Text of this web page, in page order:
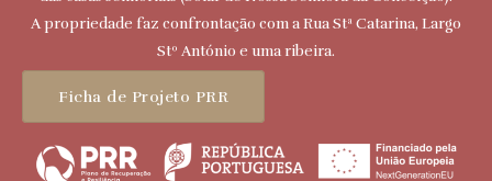
A propriedade faz confrontação com a Rua Stª Catarina, Largo
Stº António e uma ribeira.
Ficha de Projeto PRR